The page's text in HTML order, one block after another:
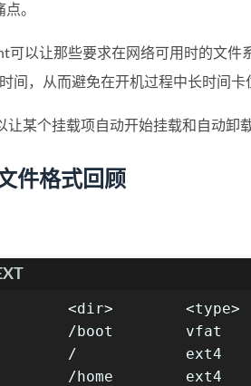
。
可以让那些要求在网络可用时的文
间，从而避免在开机过程中长时间卡
让某个挂载项自动开始挂载和自动卸
件格式回顾
<dir>        <type>
/boot        vfat
/            ext4
/home